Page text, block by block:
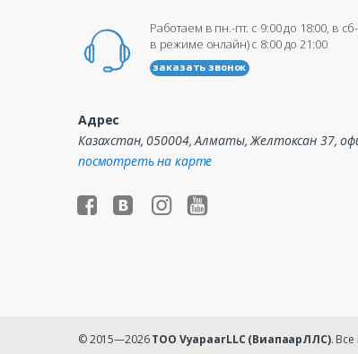
Работаем в пн.-пт. c 9:00 до 18:00, в
в режиме онлайн) c 8:00 до 21:00
заказать звонок
Адрес
Казахстан, 050004, Алматы, Желтоксан 37,
посмотреть на карте
© 2015—2026ТОО VyapaarLLC (ВиапаарЛЛС).